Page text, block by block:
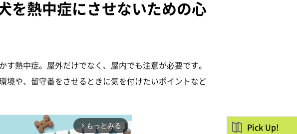
熱中症にさせないための心
熱中症。屋外だけでなく、屋内でも注意が必要です。
境や、留守番をさせるときに気を付けたいポイントなど
arrow_forward_ios もっとみる Pick Up!